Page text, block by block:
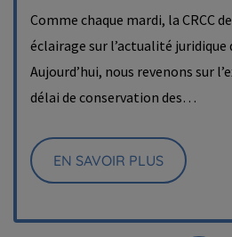
Comme chaque mardi, la CRCC
éclairage sur l’actualité juridique
Aujourd’hui, nous revenons sur
délai de conservation des…
EN SAVOIR PLUS